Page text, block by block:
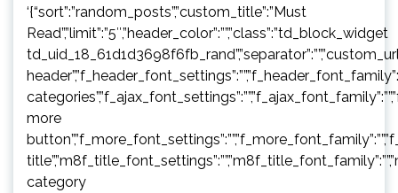
‘{“sort”:”random_posts”,”custom_title”:”Must
Read”,”limit”:”5″,”header_color”:””,”class”:”td_block_widget
more
category